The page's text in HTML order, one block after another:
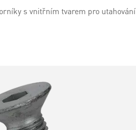
s vnitřním tvarem pro utahování